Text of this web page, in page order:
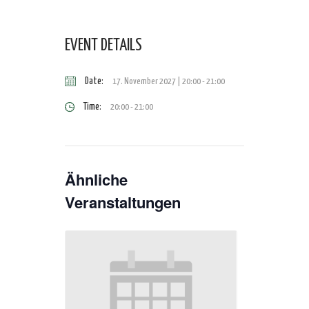
EVENT DETAILS
Date: 17. November 2027 | 20:00-21:00
Time: 20:00 - 21:00
Ähnliche
Veranstaltungen